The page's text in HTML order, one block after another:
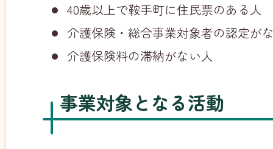
40歳以上で鞍手町に住民票のある人
介護保険・総合事業対象者の認定が
介護保険料の滞納がない人
事業対象となる活動